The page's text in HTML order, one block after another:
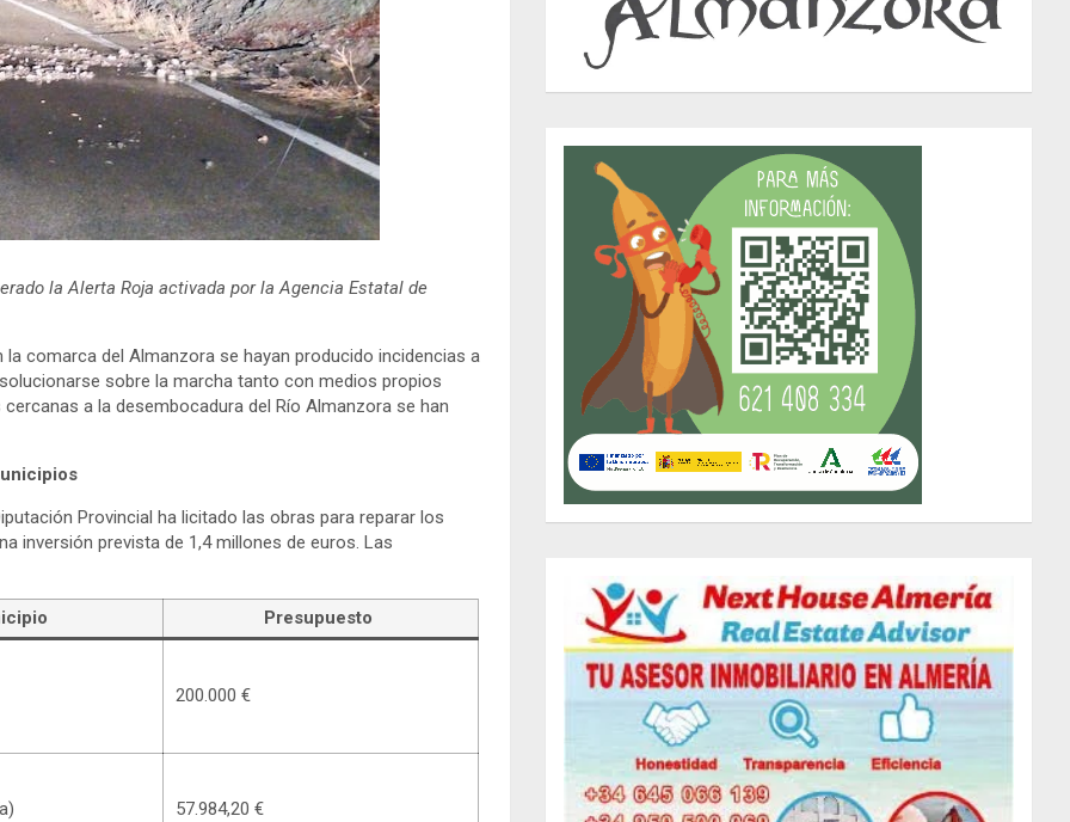
la Alerta Roja activada por la Agencia Estatal de
comarca del Almanzora se hayan producido incidencias a
sobre la marcha tanto con medios propios
a la desembocadura del Río Almanzora se han
Provincial ha licitado las obras para reparar los
inversión prevista de 1,4 millones de euros. Las
Presupuesto
200.000 €
57.984,20 €